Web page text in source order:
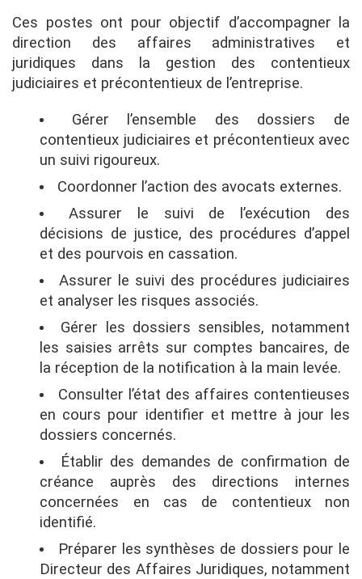
Ces postes ont pour objectif d’accompagner la
direction des affaires administratives et
juridiques dans la gestion des contentieux
judiciaires et précontentieux de l’entreprise.
Gérer l’ensemble des dossiers de
contentieux judiciaires et précontentieux avec
un suivi rigoureux.
Coordonner l’action des avocats externes.
Assurer le suivi de l’exécution des
décisions de justice, des procédures d’appel
et des pourvois en cassation.
Assurer le suivi des procédures judiciaires
et analyser les risques associés.
Gérer les dossiers sensibles, notamment
les saisies arrêts sur comptes bancaires, de
la réception de la notification à la main levée.
Consulter l’état des affaires contentieuses
en cours pour identifier et mettre à jour les
dossiers concernés.
Établir des demandes de confirmation de
créance auprès des directions internes
concernées en cas de contentieux non
identifié.
Préparer les synthèses de dossiers pour le
Directeur des Affaires Juridiques, notamment